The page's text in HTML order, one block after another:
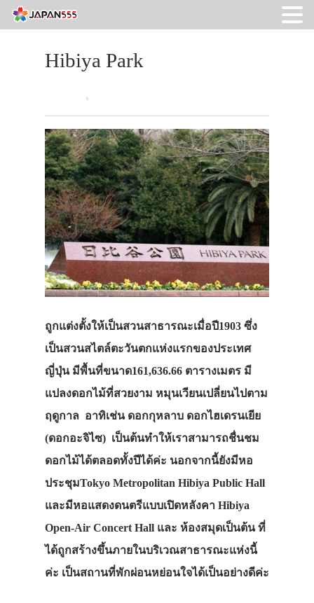
Hibiya Park
ถูกแต่งตั้งให้เป็นสวนสาธารณะเมื่อปี1903 ซึ่ง
เป็นสวนสไตล์ตะวันตกแห่งแรกของประเทศ
ญี่ปุ่น มีพื้นที่ขนาด161,636.66 ตารางเมตร มี
แปลงดอกไม้ที่สวยงาม หมุนเวียนเปลี่ยนไปตาม
ฤดูกาล อาทิเช่น ดอกกุหลาบ ดอกไฮเดรนเยีย
(ดอกอะจิไซ) เป็นต้นทำให้เราสามารถชื่นชม
ดอกไม้ได้ตลอดทั้งปีได้ค่ะ นอกจากนี้ยังมีหอ
ประชุมTokyo Metropolitan Hibiya Public Hall
และมีหอแสดงดนตรีแบบเปิดหลังคา Hibiya
Open-Air Concert Hall และ ห้องสมุดเป็นต้น ที่
ได้ถูกสร้างขึ้นภายในบริเวณสาธารณะแห่งนี้
ค่ะ เป็นสถานที่พักผ่อนหย่อนใจได้เป็นอย่างดีค่ะ